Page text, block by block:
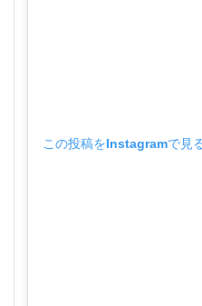
この投稿をInstagramで見